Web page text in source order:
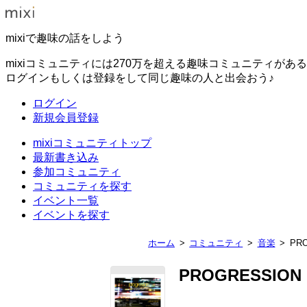
mixiで趣味の話をしよう
mixiコミュニティには270万を超える趣味コミュニティがある
ログインもしくは登録をして同じ趣味の人と出会おう♪
ログイン
新規会員登録
mixiコミュニティトップ
最新書き込み
参加コミュニティ
コミュニティを探す
イベント一覧
イベントを探す
ホーム コミュニティ 音楽
PROGRESSION